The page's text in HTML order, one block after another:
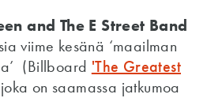
and The E Street Band
viime kesänä ‘maailman
(Billboard 'The Greatest
on saamassa jatkumoa